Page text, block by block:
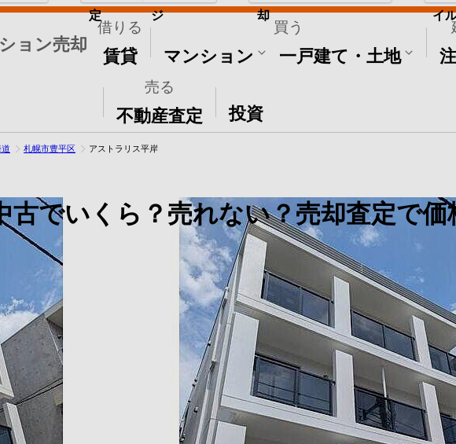
ョン売却
借りる
賃貸
買う
マンション 一戸建て・土地
売る
不動産査定
その他
投資
定 ジ 却 イ
札幌市豊平区 アストラリス平岸
古でいくら？売れない？売却査定で